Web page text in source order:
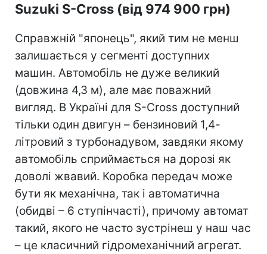
Suzuki S-Cross (від 974 900 грн)
Справжній "японець", який тим не менш
залишається у сегменті доступних
машин. Автомобіль не дуже великий
(довжина 4,3 м), але має поважний
вигляд. В Україні для S-Cross доступний
тільки один двигун – бензиновий 1,4-
літровий з турбонадувом, завдяки якому
автомобіль сприймається на дорозі як
доволі жвавий. Коробка передач може
бути як механічна, так і автоматична
(обидві – 6 ступінчасті), причому автомат
такий, якого не часто зустрінеш у наш час
– це класичний гідромеханічний агрегат.